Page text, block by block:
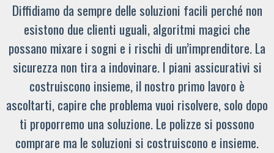
Diffidiamo da sempre delle soluzioni facili perché non
esistono due clienti uguali, algoritmi magici che
possano mixare i sogni e i rischi di un’imprenditore. La
sicurezza non tira a indovinare. I piani assicurativi si
costruiscono insieme, il nostro primo lavoro è
ascoltarti, capire che problema vuoi risolvere, solo dopo
ti proporremo una soluzione. Le polizze si possono
comprare ma le soluzioni si costruiscono e insieme.